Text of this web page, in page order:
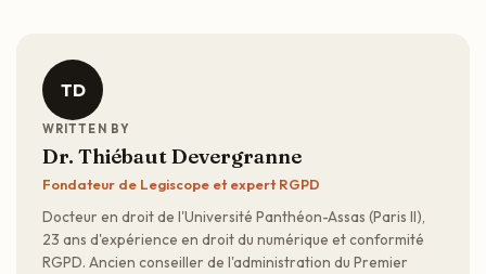
TD
WRITTEN BY
Dr. Thiébaut Devergranne
Fondateur de Legiscope et expert RGPD
Docteur en droit de l'Université Panthéon-Assas (Paris II),
23 ans d'expérience en droit du numérique et conformité
RGPD. Ancien conseiller de l'administration du Premier